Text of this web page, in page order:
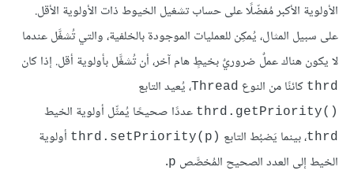
الأولوية الأكبر مُفضّلًا على حساب تشغيل الخيوط ذات الأولوية الأقل.
على سبيل المثال، يُمكِن للعمليات الموجودة بالخلفية، والتي تُشغَّل عندما
لا يكون هناك عملٌ ضروريٌ بخيطٍ هام آخر، أن تُشغَّل بأولوية أقل. إذا كان
thrd كائنًا من النوع Thread، يُعيد التابع
thrd.getPriority()‎ عددًا صحيحًا يُمثِّل أولوية الخيط
thrd، بينما يَضبُط التابع thrd.setPriority(p)‎ أولوية
الخيط إلى العدد الصحيح المُخصَّص p
.